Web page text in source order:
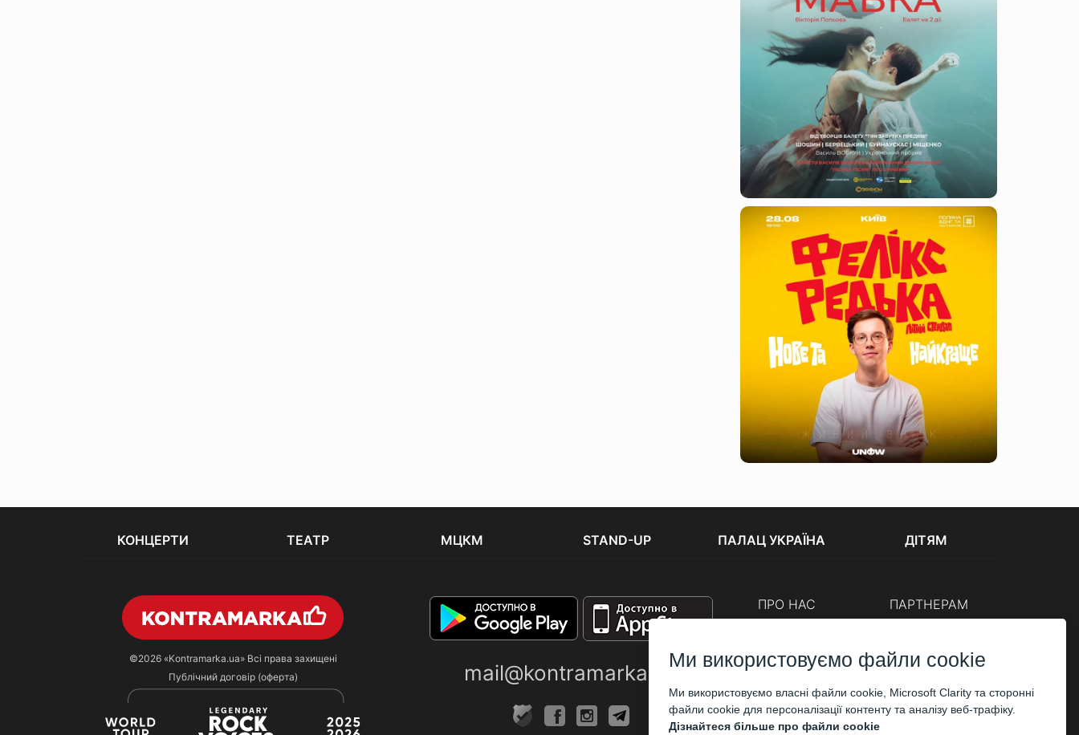
КОНЦЕРТИ ТЕАТР МЦКМ STAND-UP ПАЛАЦ УКРАЇНА ДІТЯМ
©2026 «Kontramarka.ua»Всі права захищені
Публічний договір (оферта)
mail@kontramarka.ua
ПРО НАС ПАРТНЕРАМ
Корпоративним клієнтам
Ми використовуємо файли cookie
Ми використовуємо власні файли cookie, Microsoft Clarity та сторонні
файли cookie для персоналізації контенту та аналізу веб-трафіку.
Дізнайтеся більше про файли cookie